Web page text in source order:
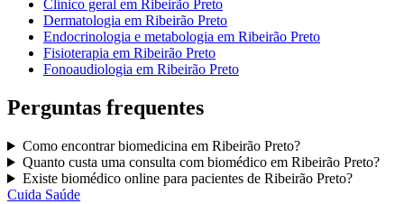
Clínico geral em Ribeirão Preto
Dermatologia em Ribeirão Preto
Endocrinologia e metabologia em Ribeirão Preto
Fisioterapia em Ribeirão Preto
Fonoaudiologia em Ribeirão Preto
Perguntas frequentes
Como encontrarbiomedicina em Ribeirão Preto?
Quanto custa uma consulta com biomédicoem Ribeirão Preto?
Existe biomédicoonline para pacientes de Ribeirão Preto?
Cuida Saúde